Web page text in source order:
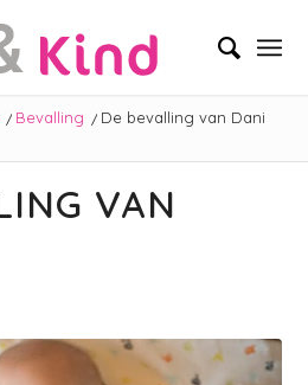
/ Bevalling / De bevalling van Dani
VAN